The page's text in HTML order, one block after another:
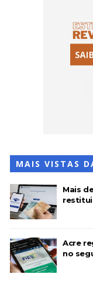
MAIS VISTAS
Mais
Acre
no